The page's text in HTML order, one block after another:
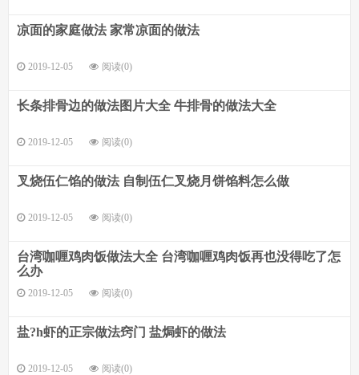
凉面的家庭做法 家常凉面的做法
2019-12-05 阅读(0)
长条排骨边的做法图片大全 牛排骨的做法大全
2019-12-05 阅读(0)
叉烧伍仁馅的做法 自制伍仁叉烧月饼馅料怎么做
2019-12-05 阅读(0)
台湾咖喱鸡肉饭做法大全 台湾咖喱鸡肉饭再也没得吃了怎
么办
2019-12-05 阅读(0)
盐?h虾的正宗做法窍门 盐焗虾的做法
2019-12-05 阅读(0)